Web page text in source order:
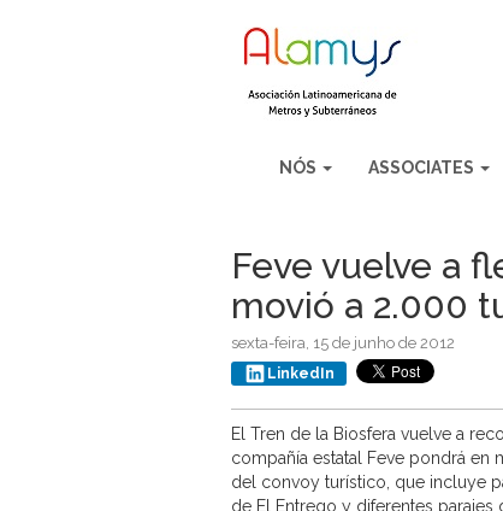
NÓS ASSOCIATES
Feve vuelve a
movió a 2.000
sexta-feira, 15 de junho de 2012
LinkedIn
El Tren de la Biosfera vuelve a
compañía estatal Feve pondrá en
del convoy turístico, que incluye
de El Entrego y diferentes parajes